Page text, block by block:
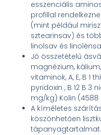
esszenciális
profillal
(mint például
sztearinsav) és
linolsav és
Jó összetételű
magnézium,
vitaminok, A, E, B 1
pyridoxin , B 12 B 3
mg/kg) Kolin
A kíméletes
köszönhetően
tápanyagtartalmat.